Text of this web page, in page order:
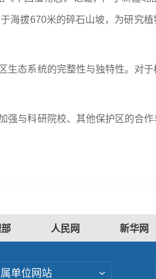
海拔670米的碎石山坡，为研究
态系统的完整性与独特性。对
与科研院校、其他保护区的合
人民网 新华网
单位网站